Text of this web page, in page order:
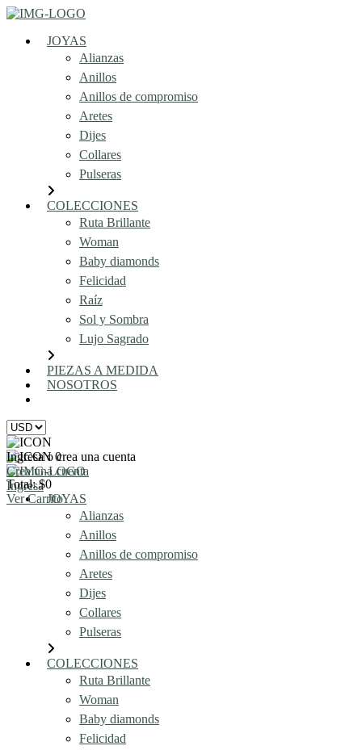
JOYAS
Alianzas
Anillos
Anillos de compromiso
Aretes
Dijes
Collares
Pulseras
COLECCIONES
Ruta Brillante
Woman
Baby diamonds
Felicidad
Raíz
Sol y Sombra
Lujo Sagrado
PIEZAS A MEDIDA
NOSOTROS
Ingresa o crea una cuenta
Crea una cuenta
Ingresa
0
Total: $0
Ver CarritoJOYAS
Alianzas
Anillos
Anillos de compromiso
Aretes
Dijes
Collares
Pulseras
COLECCIONES
Ruta Brillante
Woman
Baby diamonds
Felicidad